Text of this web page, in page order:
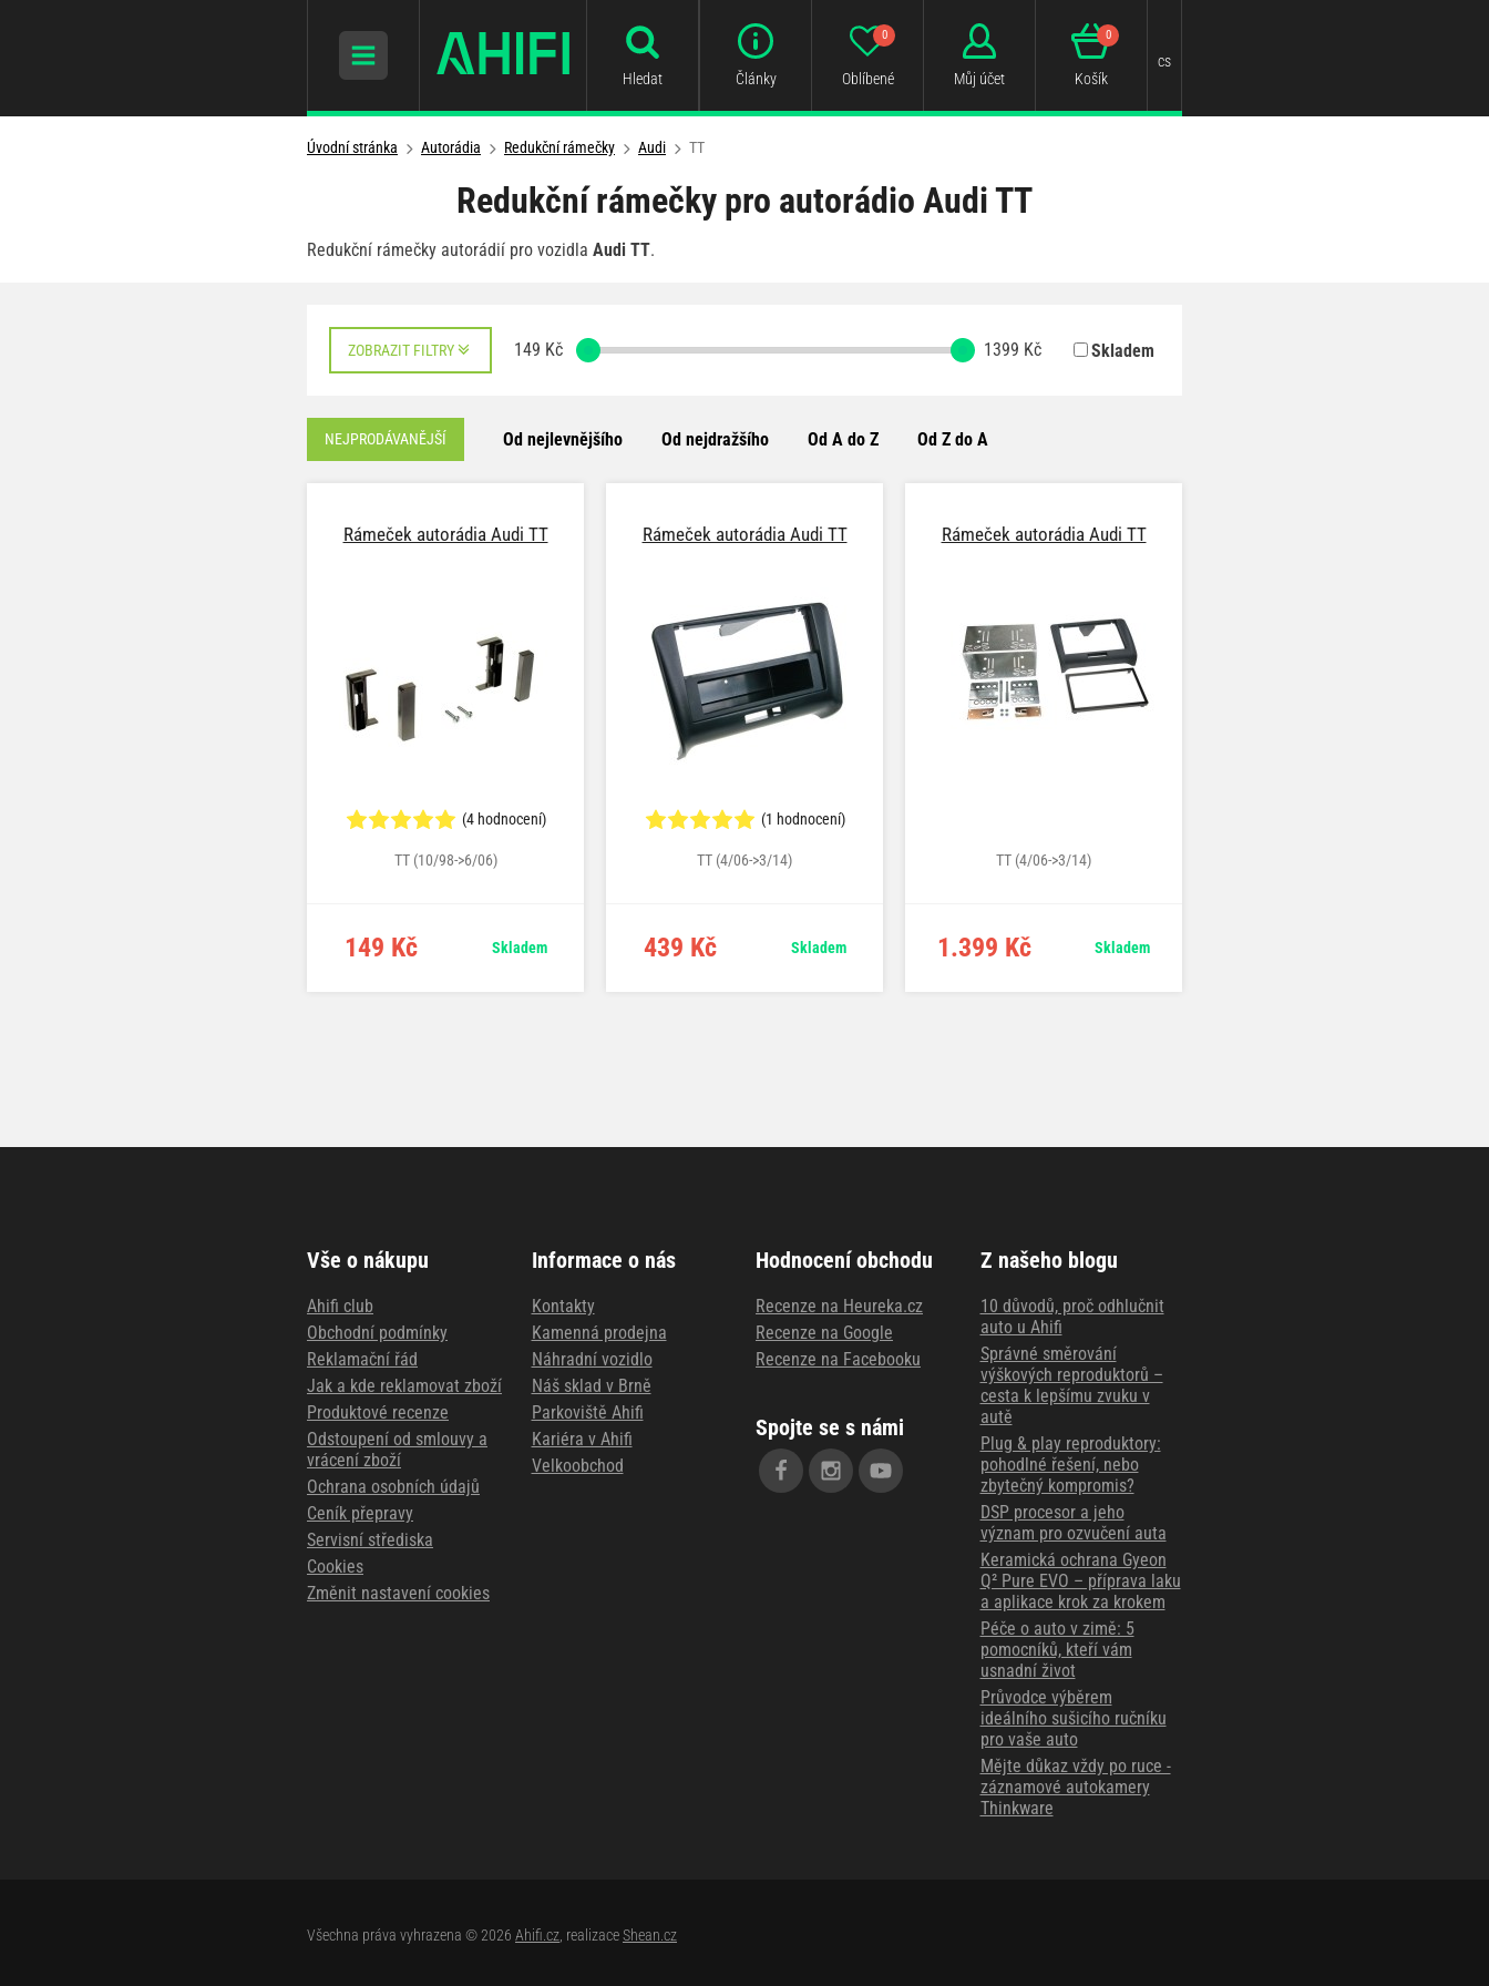
Hledat Články Oblíbené
0
Můj účet Košík
0
cs
Úvodní stránka Autorádia Redukční rámečky Audi TT
Redukční rámečky pro autorádio Audi TT
Redukční rámečky autorádií pro vozidla Audi TT.
ZOBRAZIT FILTRY 149 Kč 1399 Kč Skladem
NEJPRODÁVANĚJŠÍ Od nejlevnějšího Od nejdražšího Od A do Z Od Z do A
Rámeček autorádia Audi TT
(4 hodnocení)
TT (10/98->6/06)
149 Kč Skladem
Rámeček autorádia Audi TT
(1 hodnocení)
TT (4/06->3/14)
439 Kč Skladem
Rámeček autorádia Audi TT
TT (4/06->3/14)
1.399 Kč Skladem
Vše o nákupu
Ahifi club
Obchodní podmínky
Reklamační řád
Jak a kde reklamovat zboží
Produktové recenze
Odstoupení od smlouvy a
vrácení zboží
Ochrana osobních údajů
Ceník přepravy
Servisní střediska
Cookies
Změnit nastavení cookies
Informace o nás
Kontakty
Kamenná prodejna
Náhradní vozidlo
Náš sklad v Brně
Parkoviště Ahifi
Kariéra v Ahifi
Velkoobchod
Hodnocení obchodu
Recenze na Heureka.cz
Recenze na Google
Recenze na Facebooku
Spojte se s námi
Z našeho blogu
10 důvodů, proč odhlučnit
auto u Ahifi
Správné směrování
výškových reproduktorů –
cesta k lepšímu zvuku v
autě
Plug & play reproduktory:
pohodlné řešení, nebo
zbytečný kompromis?
DSP procesor a jeho
význam pro ozvučení auta
Keramická ochrana Gyeon
Q² Pure EVO – příprava laku
a aplikace krok za krokem
Péče o auto v zimě: 5
pomocníků, kteří vám
usnadní život
Průvodce výběrem
ideálního sušicího ručníku
pro vaše auto
Mějte důkaz vždy po ruce -
záznamové autokamery
Thinkware
Všechna práva vyhrazena © 2026 Ahifi.cz , realizaceShean.cz